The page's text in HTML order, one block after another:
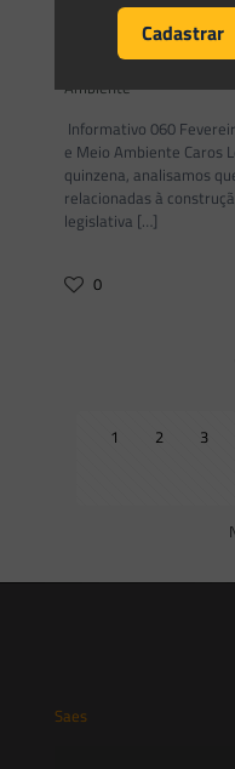
Saes Advogadoson
Newsletter Saes
Ambiente
Informativo 060
e Meio Ambiente Caros
quinzena, analisamos
relacionadas à
legislativa […]
0
1 2 3
Saes